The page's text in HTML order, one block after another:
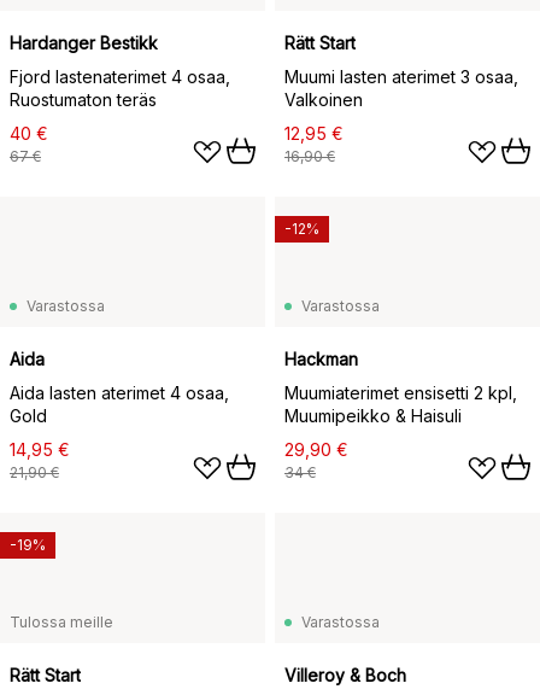
Hardanger Bestikk
Fjord lastenaterimet 4 osaa,
Ruostumaton teräs
40 €
67 €
Rätt Start
Muumi lasten aterimet 3 osaa,
Valkoinen
12,95 €
16,90 €
Varastossa
Aida
Aida lasten aterimet 4 osaa,
Gold
14,95 €
21,90 €
Varastossa
Hackman
Muumiaterimet ensisetti 2 kpl,
Muumipeikko & Haisuli
29,90 €
34 €
-12%
Tulossa meille
Rätt Start
-19%
Varastossa
Villeroy & Boch